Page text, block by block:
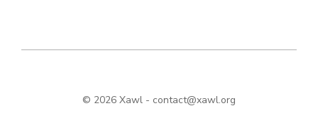
© 2026 Xawl - contact@xawl.org